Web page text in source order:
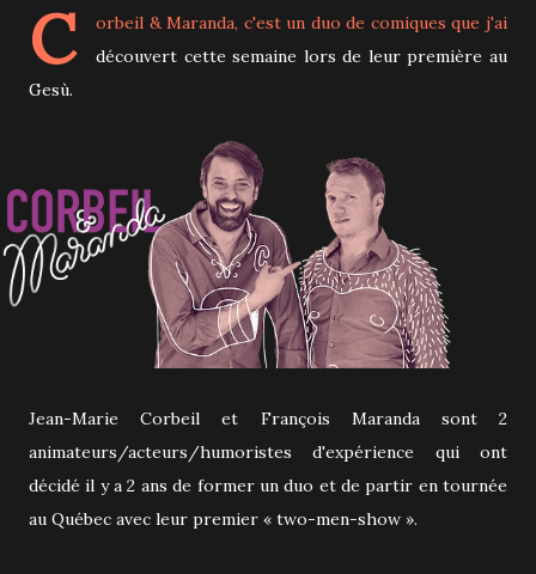
C orbeil & Maranda, c'est un duo de comiques que j'ai
découvert cette semaine lors de leur première au
Gesù.
Jean-Marie Corbeil et François Maranda sont 2
animateurs/acteurs/humoristes d'expérience qui ont
décidé il y a 2 ans de former un duo et de partir en tournée
au Québec avec leur premier « two-men-show ».